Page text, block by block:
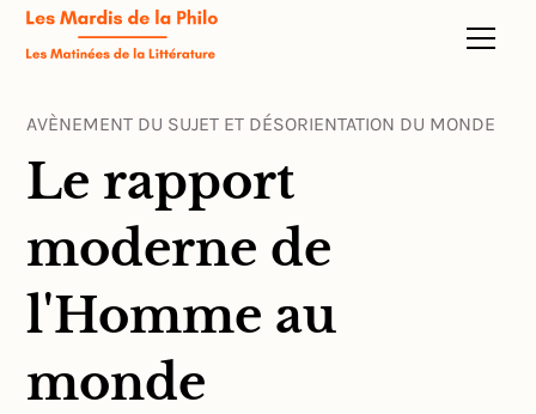
AVÈNEMENT DU SUJET ET DÉSORIENTATION DU MONDE
Le rapport
moderne de
l'Homme au
monde